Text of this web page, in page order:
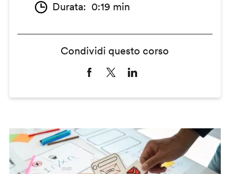
Durata 0:19 min
Condividi questo corso